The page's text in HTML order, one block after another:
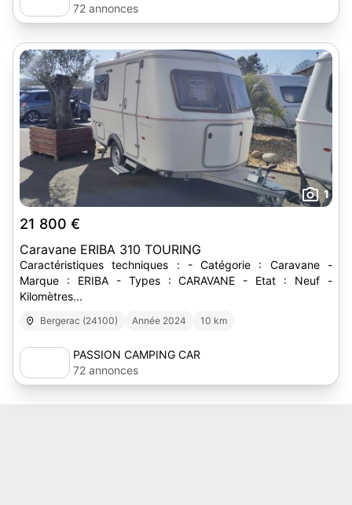
72 annonces
1
21 800 €
Caravane ERIBA 310 TOURING
Caractéristiques techniques : - Catégorie : Caravane -
Marque : ERIBA - Types : CARAVANE - Etat : Neuf -
Kilomètres...
Bergerac (24100) Année 2024 10 km
PASSION CAMPING CAR
72 annonces